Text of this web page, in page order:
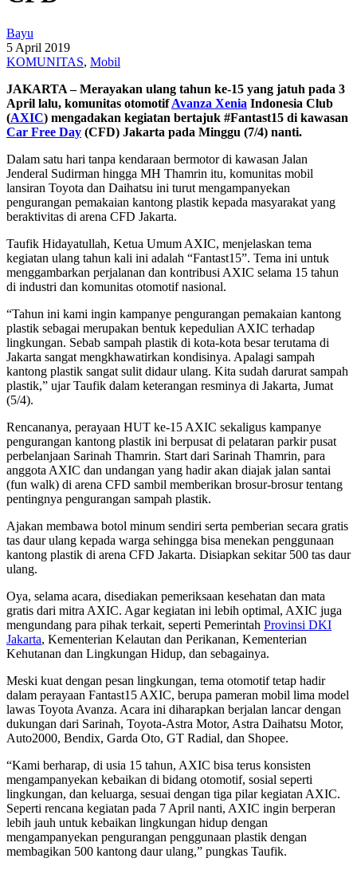
Bayu
5 April 2019
KOMUNITAS, Mobil
JAKARTA – Merayakan ulang tahun ke-15 yang jatuh pada 3
April lalu, komunitas otomotifAvanza Xenia Indonesia Club
(AXIC) mengadakan kegiatan bertajuk #Fantast15 di kawasan
Car Free Day (CFD) Jakarta pada Minggu (7/4) nanti.
Dalam satu hari tanpa kendaraan bermotor di kawasan Jalan
Jenderal Sudirman hingga MH Thamrin itu, komunitas mobil
lansiran Toyota dan Daihatsu ini turut mengampanyekan
pengurangan pemakaian kantong plastik kepada masyarakat yang
beraktivitas di arena CFD Jakarta.
Taufik Hidayatullah, Ketua Umum AXIC, menjelaskan tema
kegiatan ulang tahun kali ini adalah “Fantast15”. Tema ini untuk
menggambarkan perjalanan dan kontribusi AXIC selama 15 tahun
di industri dan komunitas otomotif nasional.
“Tahun ini kami ingin kampanye pengurangan pemakaian kantong
plastik sebagai merupakan bentuk kepedulian AXIC terhadap
lingkungan. Sebab sampah plastik di kota-kota besar terutama di
Jakarta sangat mengkhawatirkan kondisinya. Apalagi sampah
kantong plastik sangat sulit didaur ulang. Kita sudah darurat sampah
plastik,” ujar Taufik dalam keterangan resminya di Jakarta, Jumat
(5/4).
Rencananya, perayaan HUT ke-15 AXIC sekaligus kampanye
pengurangan kantong plastik ini berpusat di pelataran parkir pusat
perbelanjaan Sarinah Thamrin. Start dari Sarinah Thamrin, para
anggota AXIC dan undangan yang hadir akan diajak jalan santai
(fun walk) di arena CFD sambil memberikan brosur-brosur tentang
pentingnya pengurangan sampah plastik.
Ajakan membawa botol minum sendiri serta pemberian secara gratis
tas daur ulang kepada warga sehingga bisa menekan penggunaan
kantong plastik di arena CFD Jakarta. Disiapkan sekitar 500 tas daur
ulang.
Oya, selama acara, disediakan pemeriksaan kesehatan dan mata
gratis dari mitra AXIC. Agar kegiatan ini lebih optimal, AXIC juga
mengundang para pihak terkait, seperti Pemerintah Provinsi DKI
Jakarta, Kementerian Kelautan dan Perikanan, Kementerian
Kehutanan dan Lingkungan Hidup, dan sebagainya.
Meski kuat dengan pesan lingkungan, tema otomotif tetap hadir
dalam perayaan Fantast15 AXIC, berupa pameran mobil lima model
lawas Toyota Avanza. Acara ini diharapkan berjalan lancar dengan
dukungan dari Sarinah, Toyota-Astra Motor, Astra Daihatsu Motor,
Auto2000, Bendix, Garda Oto, GT Radial, dan Shopee.
“Kami berharap, di usia 15 tahun, AXIC bisa terus konsisten
mengampanyekan kebaikan di bidang otomotif, sosial seperti
lingkungan, dan keluarga, sesuai dengan tiga pilar kegiatan AXIC.
Seperti rencana kegiatan pada 7 April nanti, AXIC ingin berperan
lebih jauh untuk kebaikan lingkungan hidup dengan
mengampanyekan pengurangan penggunaan plastik dengan
membagikan 500 kantong daur ulang,” pungkas Taufik.